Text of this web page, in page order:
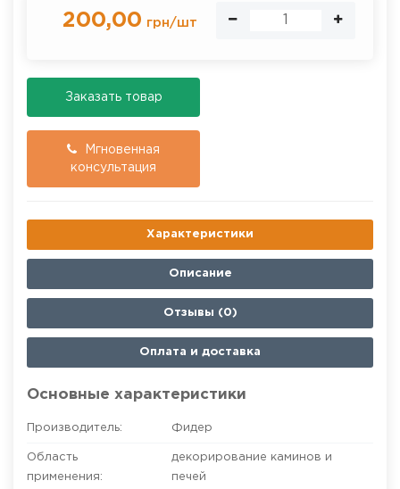
200,00 грн/шт
Заказать товар
Мгновенная
консультация
Характеристики
Описание
Отзывы (0)
Оплата и доставка
Основные характеристики
Производитель: Фидер
Область
применения:
декорирование каминов и
печей